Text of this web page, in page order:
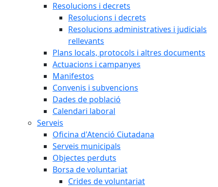
Resolucions i decrets
Resolucions i decrets
Resolucions administratives i judicials
rellevants
Plans locals, protocols i altres documents
Actuacions i campanyes
Manifestos
Convenis i subvencions
Dades de població
Calendari laboral
Serveis
Oficina d'Atenció Ciutadana
Serveis municipals
Objectes perduts
Borsa de voluntariat
Crides de voluntariat